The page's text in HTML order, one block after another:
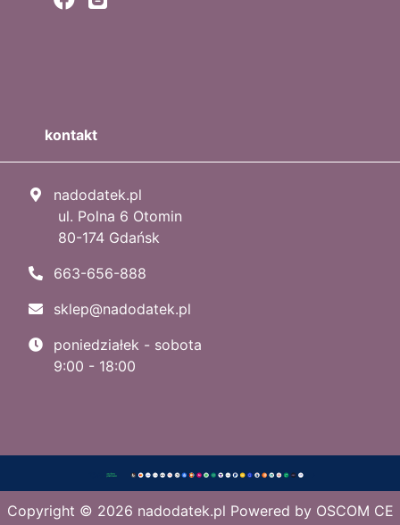
kontakt
nadodatek.pl
ul. Polna 6 Otomin
80-174 Gdańsk
663-656-888
sklep@nadodatek.pl
poniedziałek - sobota
9:00 - 18:00
Copyright © 2026 nadodatek.pl Powered by OSCOM CE